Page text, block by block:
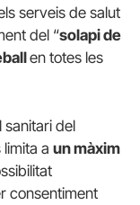
serveis de salut
del “solapi de
en totes les
sanitari del
a un màxim
consentiment